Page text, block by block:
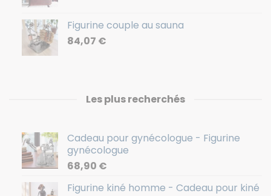
Figurine couple au sauna
84,07 €
Les plus recherchés
Cadeau pour gynécologue - Figurine
gynécologue
68,90 €
Figurine kiné homme - Cadeau pour kiné